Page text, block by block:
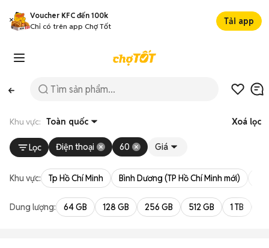
Voucher KFC đến 100k
Chỉ có trên app Chợ Tốt
Tải app
Khu vực: Toàn quốc Xoá lọc
Lọc Điện thoại 60 Giá
Khu vực: Tp Hồ Chí Minh Bình Dương (TP Hồ Chí Minh mới)
Dung lượng: 64 GB 128 GB 256 GB 512 GB 1 TB